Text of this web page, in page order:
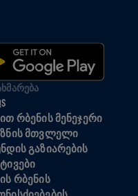
ᲠᲑᲔᲜᲘᲡ ᲛᲔᲜᲔᲯᲔᲠᲘ
ᲛᲗᲕᲚᲔᲚᲘ
ᲒᲐᲖᲘᲐᲠᲔᲑᲘᲡ
ᲠᲑᲔᲜᲘᲡ